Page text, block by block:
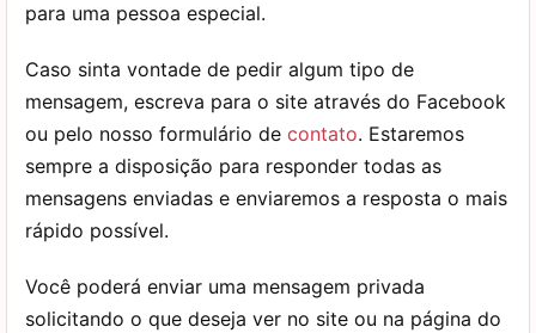
para uma pessoa especial.
Caso sinta vontade de pedir algum tipo de
mensagem, escreva para o site através do Facebook
ou pelo nosso formulário de contato. Estaremos
sempre a disposição para responder todas as
mensagens enviadas e enviaremos a resposta o mais
rápido possível.
Você poderá enviar uma mensagem privada
solicitando o que deseja ver no site ou na página do